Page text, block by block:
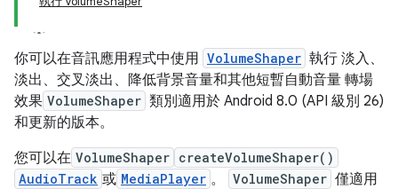
你可以在音訊應用程式中使用 VolumeShaper 執行 淡入、
淡出、交叉淡出、降低背景音量和其他短暫自動音量 轉場
效果 VolumeShaper 類別適用於 Android 8.0 (API 級別 26)
和更新的版本。
您可以在 VolumeShaper createVolumeShaper()
AudioTrack 或 MediaPlayer 。 VolumeShaper 僅適用